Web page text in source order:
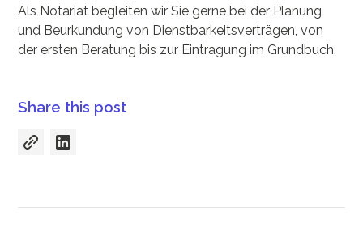
Als Notariat begleiten wir Sie gerne bei der Planung
und Beurkundung von Dienstbarkeitsverträgen, von
der ersten Beratung bis zur Eintragung im Grundbuch.
Share this post